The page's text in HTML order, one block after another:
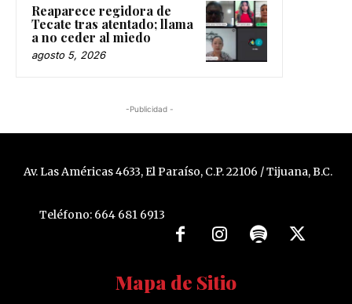
Reaparece regidora de
Tecate tras atentado; llama
a no ceder al miedo
agosto 5, 2026
-Publicidad -
Av. Las Américas 4633, El Paraíso, C.P. 22106 / Tijuana, B.C.
Teléfono: 664 681 6913
Mapa de Sitio